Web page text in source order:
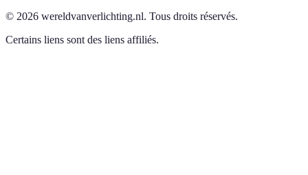
© 2026 wereldvanverlichting.nl. Tous droits réservés.
Certains liens sont des liens affiliés.